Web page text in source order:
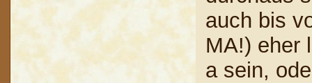
auch bis
MA!) eher
a sein,